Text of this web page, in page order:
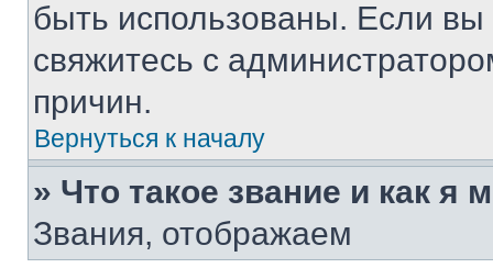
быть использованы. Если
свяжитесь с
причин.
Вернуться к началу
» Что такое звание и как я
Звания, отображаем